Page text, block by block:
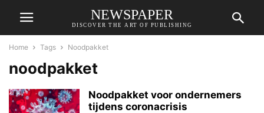
NEWSPAPER
DISCOVER THE ART OF PUBLISHING
Home Tags Noodpakket
noodpakket
Noodpakket voor ondernemers
tijdens coronacrisis